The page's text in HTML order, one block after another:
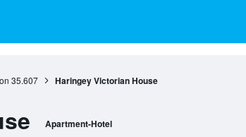
35.607 Haringey Victorian House
Apartment-Hotel